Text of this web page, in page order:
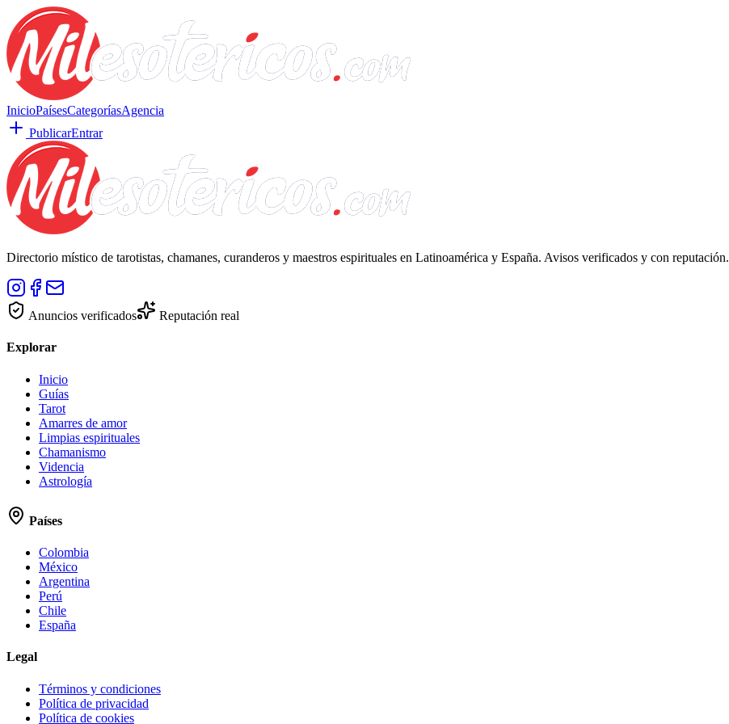
InicioPaísesCategoríasAgencia
PublicarEntrar
Directorio místico de tarotistas, chamanes, curanderos y maestros espirituales en Latinoamérica y España. Avisos verificados y con reputación.
Anuncios verificados Reputación real
Explorar
Inicio
Guías
Tarot
Amarres de amor
Limpias espirituales
Chamanismo
Videncia
Astrología
Países
Colombia
México
Argentina
Perú
Chile
España
Legal
Términos y condiciones
Política de privacidad
Política de cookies